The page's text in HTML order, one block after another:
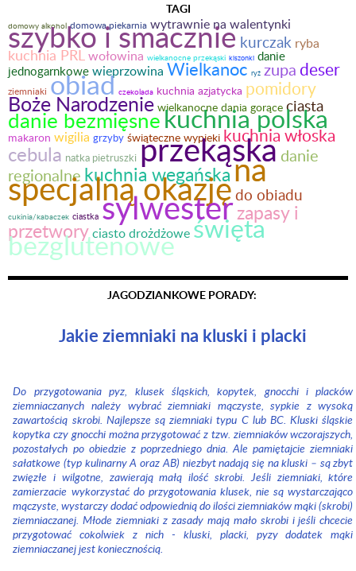
TAGI
domowy alkohol domowa piekarnia wytrawnie na walentynki
szybko i smaczniekurczak ryba
kuchnia PRLwołowina wielkanocne przekąski kiszonki danie
jednogarnkowe wieprzowina Wielkanoc ryż zupa deser
ziemniaki obiad czekolada kuchnia azjatycka pomidory
Boże Narodzenie wielkanocne dania gorące ciasta
danie bezmięsnekuchnia polska
makaron wigilia grzyby świąteczne wypieki kuchnia włoska
cebula natka pietruszki przekąskadanie
regionalne kuchnia wegańskana
specjalną okazjędo obiadu
cukinia/kabaczek ciastka sylwesterzapasy i
przetworyciasto drożdżowe święta
bezglutenowe
JAGODZIANKOWE PORADY:
Jakie ziemniaki na kluski i placki
Do przygotowania pyz, klusek śląskich, kopytek, gnocchi i placków
ziemniaczanych należy wybrać ziemniaki mączyste, sypkie z wysoką
zawartością skrobi. Najlepsze są ziemniaki typu C lub BC. Kluski śląskie
kopytka czy gnocchi można przygotować z tzw. ziemniaków wczorajszych,
pozostałych po obiedzie z poprzedniego dnia. Ale pamiętajcie ziemniaki
sałatkowe (typ kulinarny A oraz AB) niezbyt nadają się na kluski – są zbyt
zwięzłe i wilgotne, zawierają małą ilość skrobi.Jeśli ziemniaki, które
zamierzacie wykorzystać do przygotowania klusek, nie są wystarczająco
mączyste, wystarczy dodać odpowiednią do ilości ziemniaków mąki (skrobi)
ziemniaczanej. Młode ziemniaki z zasady mają mało skrobi i jeśli chcecie
przygotować cokolwiek z nich - kluski, placki, pyzy dodatek mąki
ziemniaczanej jest koniecznością.